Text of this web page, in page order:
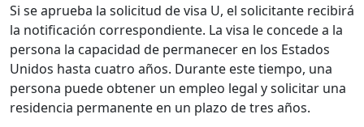
Si se aprueba la solicitud de visa U, el solicitante recibirá
la notificación correspondiente. La visa le concede a la
persona la capacidad de permanecer en los Estados
Unidos hasta cuatro años. Durante este tiempo, una
persona puede obtener un empleo legal y solicitar una
residencia permanente en un plazo de tres años.